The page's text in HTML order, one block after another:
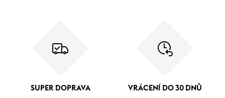
SUPER DOPRAVA VRÁCENÍ DO 30 DNŮ